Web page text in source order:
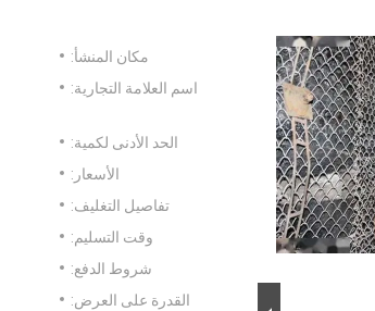
مكان المنشأ:
اسم العلامة التجارية:
الحد الأدنى لكمية:
الأسعار:
تفاصيل التغليف:
وقت التسليم:
شروط الدفع:
القدرة على العرض: